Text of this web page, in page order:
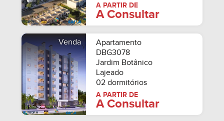
A PARTIR DE
A Consultar
Venda
Apartamento
DBG3078
Jardim Botânico
Lajeado
02 dormitórios
A PARTIR DE
A Consultar